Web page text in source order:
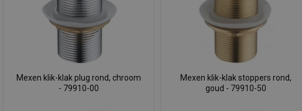
Mexen klik-klak plug rond, chroom
- 79910-00
Mexen klik-klak stoppers rond,
goud - 79910-50